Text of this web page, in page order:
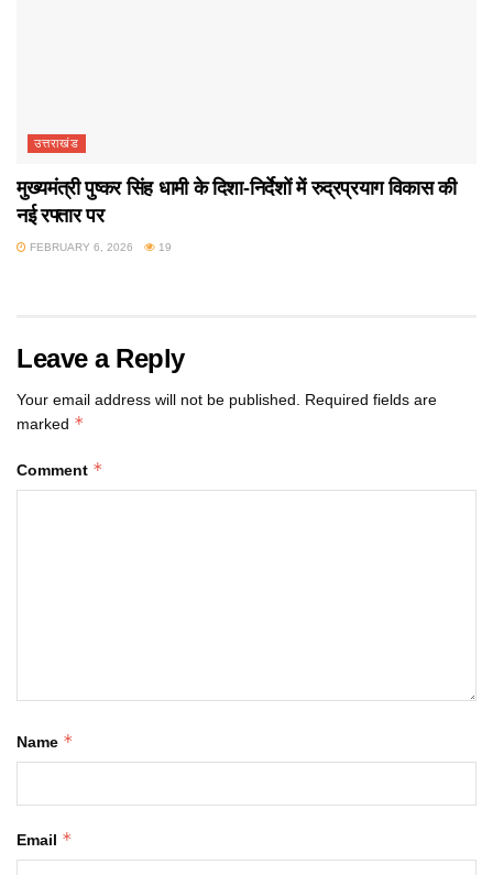
उत्तराखंड
मुख्यमंत्री पुष्कर सिंह धामी के दिशा-निर्देशों में रुद्रप्रयाग विकास की
नई रफ्तार पर
FEBRUARY 6, 2026 19
Leave a Reply
Your email address will not be published.
Required fields are
marked *
Comment *
Name *
Email *